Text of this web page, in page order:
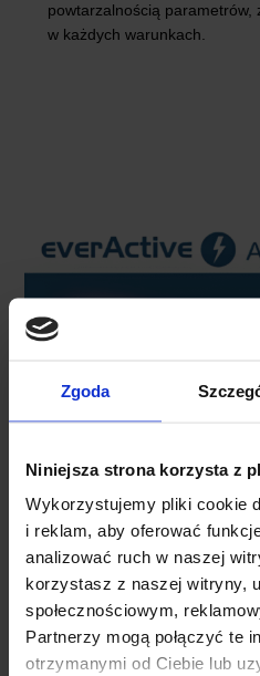
Zgoda
Niniejsza strona korzysta z
Wykorzystujemy pliki cookie
i reklam, aby oferować
analizować ruch w naszej
korzystasz z naszej witryny,
społecznościowym,
Partnerzy mogą połączyć te
otrzymanymi od Ciebie lub
powtarzalnością parametrów,
w każdych warunkach.
SPECYFIKACJA